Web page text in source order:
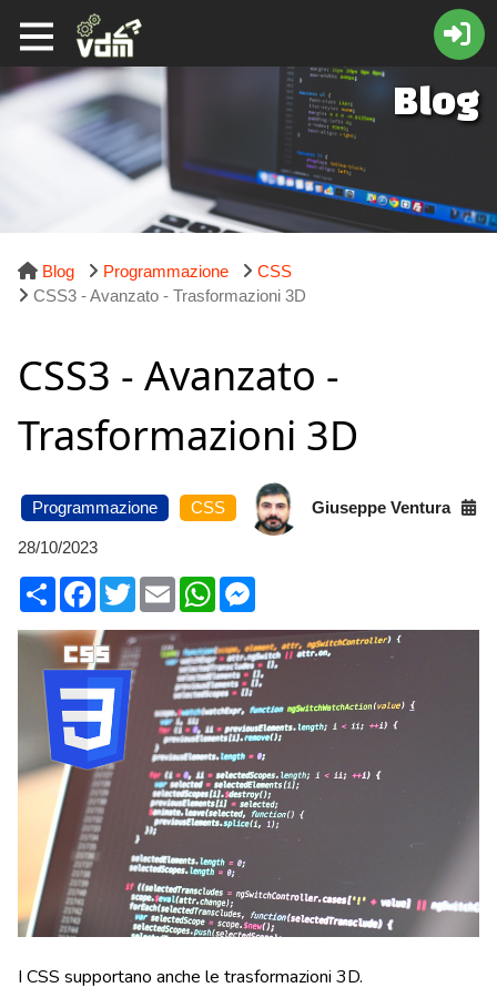
Blog
Blog Programmazione
CSS
CSS3 - Avanzato - Trasformazioni 3D
CSS3 - Avanzato -
Trasformazioni 3D
Programmazione CSS Giuseppe Ventura
28/10/2023
CondividiFacebook
TwitterEmail WhatsApp
I CSS supportano anche le trasformazioni 3D.